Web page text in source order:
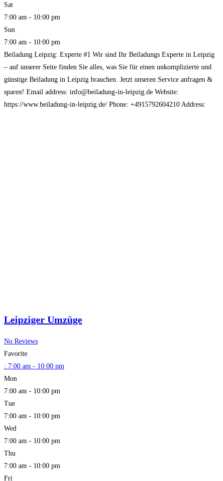
Sat
7:00 am - 10:00 pm
Sun
7:00 am - 10:00 pm
Beiladung Leipzig: Experte #1 Wir sind Ihr Beiladungs Experte in Leipzig
– auf unserer Seite finden Sie alles, was Sie für einen unkomplizierte und
günstige Beiladung in Leipzig brauchen. Jetzt unseren Service anfragen &
sparen! Email address: info@beiladung-in-leipzig.de Website:
https://www.beiladung-in-leipzig.de/ Phone: +4915792604210 Address:
Leipziger Umzüge
No Reviews
Favorite
: 7:00 am - 10:00 pm
Mon
7:00 am - 10:00 pm
Tue
7:00 am - 10:00 pm
Wed
7:00 am - 10:00 pm
Thu
7:00 am - 10:00 pm
Fri